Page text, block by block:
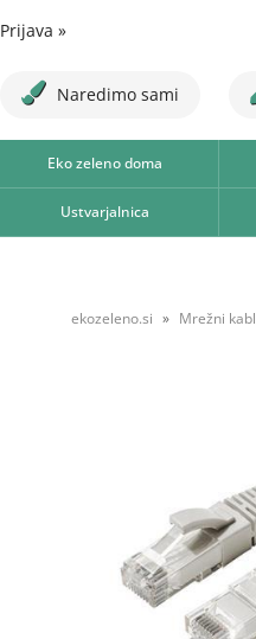
Prijava »
Naredimo sami
Eko zeleno doma
Ustvarjalnica
ekozeleno.si Mrežni